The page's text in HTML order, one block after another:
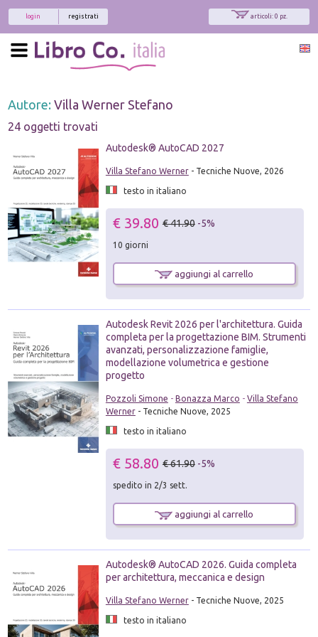
articoli: 0 pz.
registrati
login
Autore:Villa Werner Stefano
24 oggetti trovati
Autodesk® AutoCAD 2027
Villa Stefano Werner- Tecniche Nuove, 2026
testo in italiano
€ 39.80 € 41.90 -5%
10 giorni
aggiungi al carrello
Autodesk Revit 2026 per l'architettura. Guida
completa per la progettazione BIM. Strumenti
avanzati, personalizzazione famiglie,
modellazione volumetrica e gestione
progetto
Pozzoli Simone - Bonazza Marco - Villa Stefano
Werner- Tecniche Nuove, 2025
testo in italiano
€ 58.80 € 61.90 -5%
spedito in 2/3 sett.
aggiungi al carrello
Autodesk® AutoCAD 2026. Guida completa
per architettura, meccanica e design
Villa Stefano Werner- Tecniche Nuove, 2025
testo in italiano